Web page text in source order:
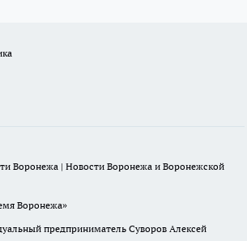
Воронежа | Новости Воронежа и Воронежской
Воронежа»
предприниматель Суворов Алексей